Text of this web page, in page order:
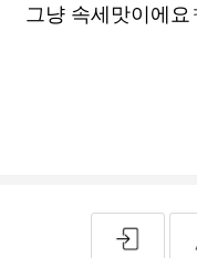
그냥 속세맛이에요